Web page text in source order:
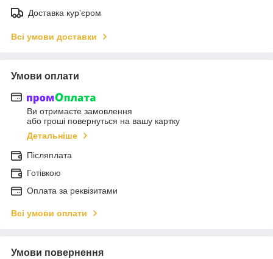
Доставка кур'єром
Всі умови доставки
Умови оплати
Ви отримаєте замовлення
або гроші повернуться на вашу картку
Детальніше
Післяплата
Готівкою
Оплата за реквізитами
Всі умови оплати
Умови повернення